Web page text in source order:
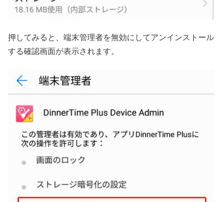
押してみると、端末管理者を無効にしてアンインストール
する確認画面が表示されます。